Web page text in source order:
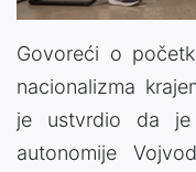
Govoreći o
nacionalizma
je ustvrdio da je
autonomije